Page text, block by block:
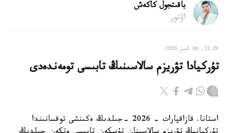
باقىتجول كاكەش
اۆتور
21:29, 06 تامىز 2026
تۇركيادا تۋريزم سالاسىنىڭ تابىسى تومەندەدى
استانا. قازاقپارات - 2026 -جىلدىڭ ەكىنشى توقسانىندا